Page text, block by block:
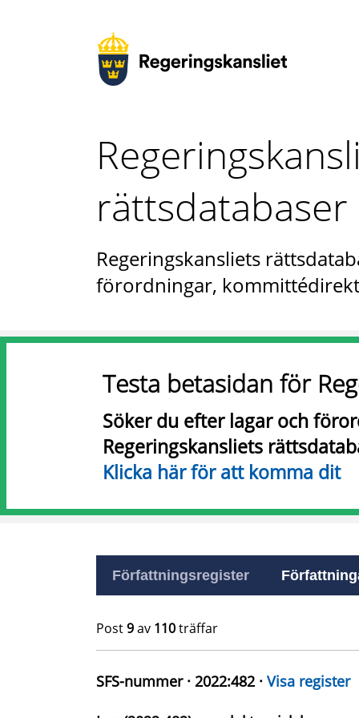
rättsdatabaser
Regeringskansliets
förordningar,
Testa betasidan för
Söker du efter lagar och
Regeringskansliets
Klicka här för att komma dit
Författningsregister
Post9av 110träffar
SFS-nummer · 2022:482 · Visa register